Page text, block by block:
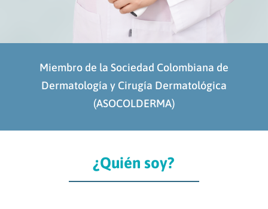
Miembro de la Sociedad Colombiana de
Dermatología y Cirugía Dermatológica
(ASOCOLDERMA)
¿Quién soy?